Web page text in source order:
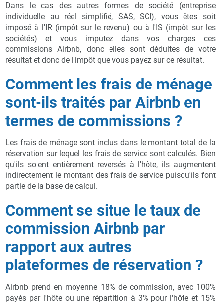
Dans le cas des autres formes de société (entreprise
individuelle au réel simplifié, SAS, SCI), vous êtes soit
imposé à l'IR (impôt sur le revenu) ou à l'IS (impôt sur les
sociétés) et vous imputez dans vos charges ces
commissions Airbnb, donc elles sont déduites de votre
résultat et donc de l'impôt que vous payez sur ce résultat.
Comment les frais de ménage
sont-ils traités par Airbnb en
termes de commissions ?
Les frais de ménage sont inclus dans le montant total de la
réservation sur lequel les frais de service sont calculés. Bien
qu'ils soient entièrement reversés à l'hôte, ils augmentent
indirectement le montant des frais de service puisqu'ils font
partie de la base de calcul.
Comment se situe le taux de
commission Airbnb par
rapport aux autres
plateformes de réservation ?
Airbnb prend en moyenne 18% de commission, avec 100%
payés par l'hôte ou une répartition à 3% pour l'hôte et 15%